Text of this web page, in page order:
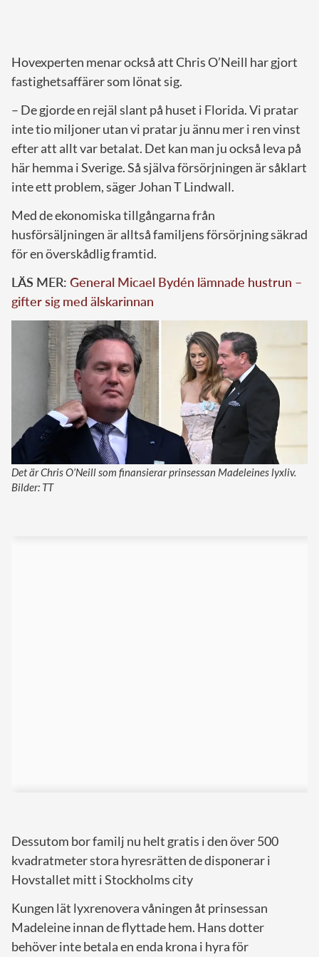
Hovexperten menar också att Chris O’Neill har gjort
fastighetsaffärer som lönat sig.
– De gjorde en rejäl slant på huset i Florida. Vi pratar
inte tio miljoner utan vi pratar ju ännu mer i ren vinst
efter att allt var betalat. Det kan man ju också leva på
här hemma i Sverige. Så själva försörjningen är såklart
inte ett problem, säger Johan T Lindwall.
Med de ekonomiska tillgångarna från
husförsäljningen är alltså familjens försörjning säkrad
för en överskådlig framtid.
LÄS MER: General Micael Bydén lämnade hustrun –
gifter sig med älskarinnan
Det är Chris O’Neill som finansierar prinsessan Madeleines lyxliv.
Bilder: TT
Dessutom bor familj nu helt gratis i den över 500
kvadratmeter stora hyresrätten de disponerar i
Hovstallet mitt i Stockholms city
Kungen lät lyxrenovera våningen åt prinsessan
Madeleine innan de flyttade hem. Hans dotter
behöver inte betala en enda krona i hyra för